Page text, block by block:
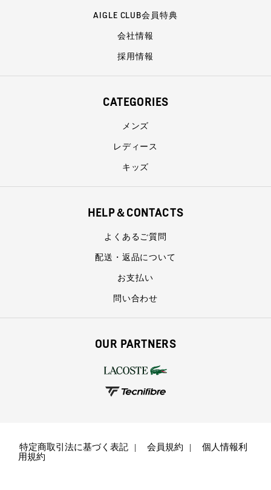
AIGLE CLUB会員特典
会社情報
採用情報
CATEGORIES
メンズ
レディース
キッズ
HELP＆CONTACTS
よくあるご質問
配送・返品について
お支払い
問い合わせ
OUR PARTNERS
特定商取引法に基づく表記 会員規約
個人情報利
用規約